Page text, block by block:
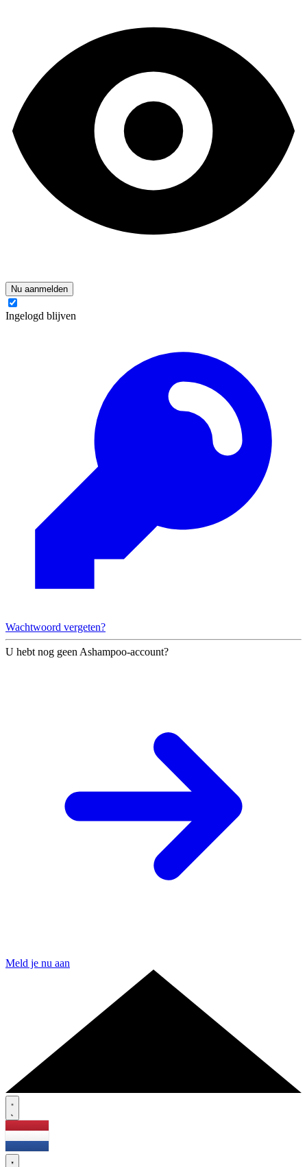
Nu aanmelden
Ingelogd blijven
Wachtwoord vergeten?
U hebt nog geen Ashampoo-account?
Meld je nu aan